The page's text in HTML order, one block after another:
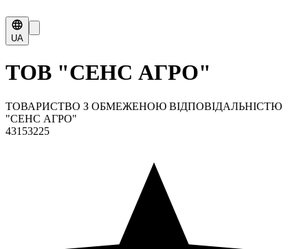
UA
ТОВ "СЕНС АГРО"
ТОВАРИСТВО З ОБМЕЖЕНОЮ ВІДПОВІДАЛЬНІСТЮ
"СЕНС АГРО"
43153225